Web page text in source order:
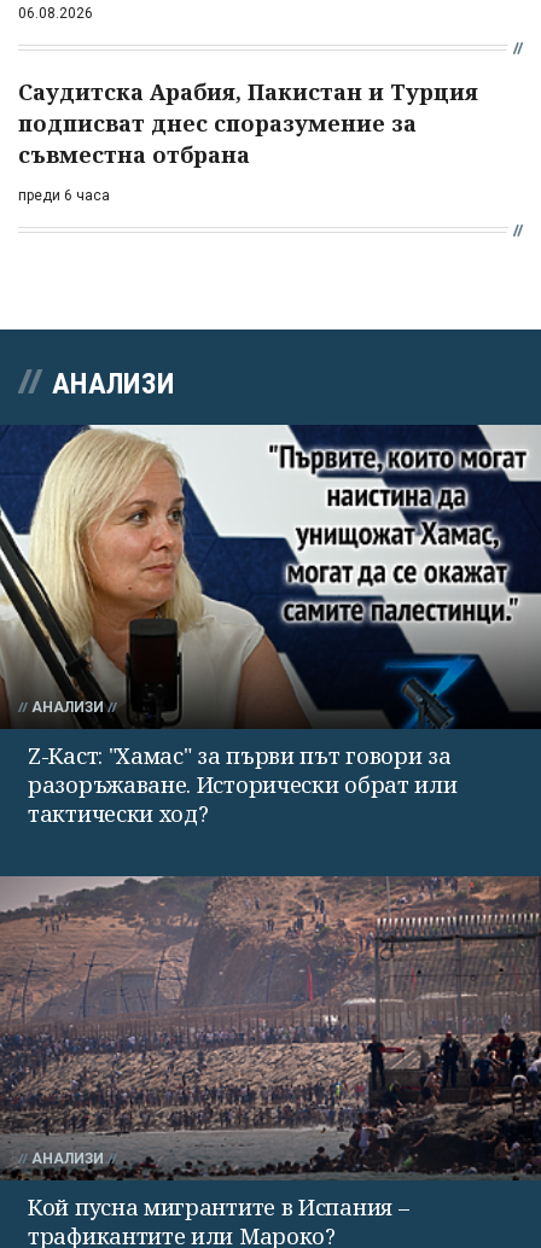
06.08.2026
Саудитска Арабия, Пакистан и Турция
подписват днес споразумение за
съвместна отбрана
преди 6 часа
АНАЛИЗИ
АНАЛИЗИ
Z-Каст: "Хамас" за първи път говори за
разоръжаване. Исторически обрат или
тактически ход?
АНАЛИЗИ
Кой пусна мигрантите в Испания –
трафикантите или Мароко?